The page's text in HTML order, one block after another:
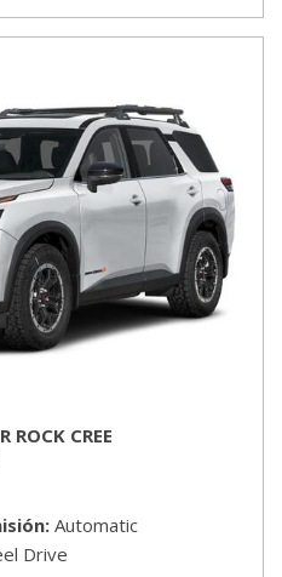
ROCK CREE
Automatic
Drive